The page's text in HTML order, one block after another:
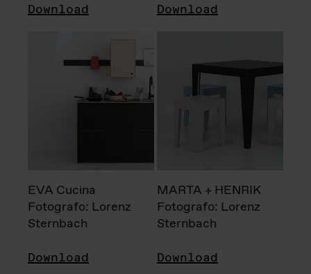
Download Download
EVA Cucina
Fotografo: Lorenz
Sternbach
Download
MARTA + HENRIK
Fotografo: Lorenz
Sternbach
Download